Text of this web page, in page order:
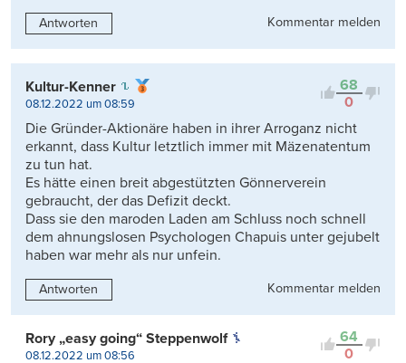
Antworten Kommentar melden
68
0
Kultur-Kenner
08.12.2022 um 08:59
Die Gründer-Aktionäre haben in ihrer Arroganz nicht
erkannt, dass Kultur letztlich immer mit Mäzenatentum
zu tun hat.
Es hätte einen breit abgestützten Gönnerverein
gebraucht, der das Defizit deckt.
Dass sie den maroden Laden am Schluss noch schnell
dem ahnungslosen Psychologen Chapuis unter gejubelt
haben war mehr als nur unfein.
Antworten Kommentar melden
64
0
Rory „easy going“ Steppenwolf
08.12.2022 um 08:56